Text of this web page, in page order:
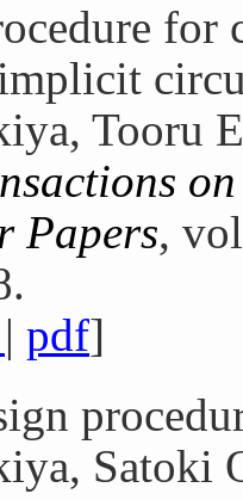
for
Tooru
Papers,
| pdf]
Satoki